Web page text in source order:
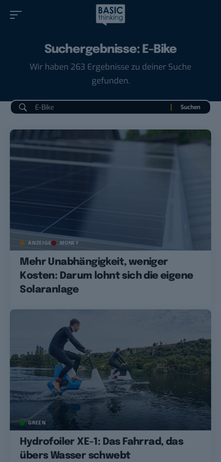
Suchergebnisse: E-Bike
Wir haben 263 Ergebnisse zu deiner Suche
gefunden.
ANZEIGE MONEY
Mehr Unabhängigkeit, weniger
Kosten: Darum lohnt sich die eigene
Solaranlage
GREEN
Hydrofoiler XE-1: Das Fahrrad, das
übers Wasser schwebt